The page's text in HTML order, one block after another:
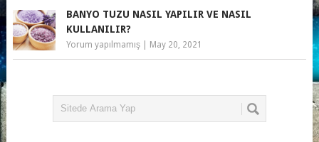
BANYO TUZU NASIL YAPILIR VE NASIL
KULLANILIR?
Yorum yapılmamış| May 20, 2021